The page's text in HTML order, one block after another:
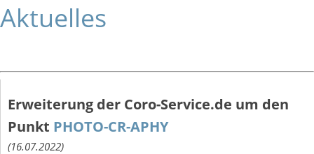
Aktuelles
Erweiterung der Coro-Service.de um den
Punkt PHOTO-CR-APHY
(16.07.2022)